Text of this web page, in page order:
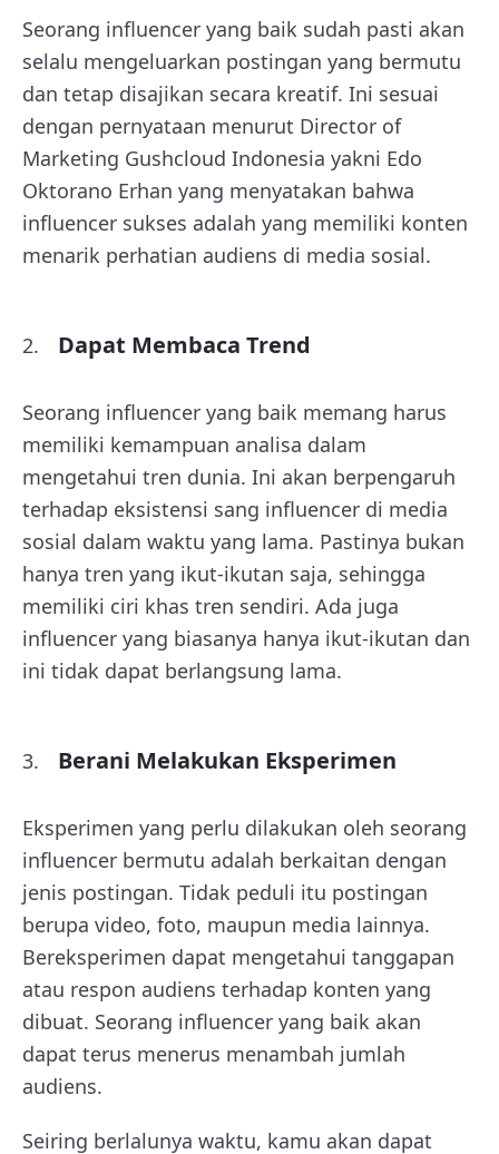
Seorang influencer yang baik sudah pasti akan
selalu mengeluarkan postingan yang bermutu
dan tetap disajikan secara kreatif. Ini sesuai
dengan pernyataan menurut Director of
Marketing Gushcloud Indonesia yakni Edo
Oktorano Erhan yang menyatakan bahwa
influencer sukses adalah yang memiliki konten
menarik perhatian audiens di media sosial.
Dapat Membaca Trend
Seorang influencer yang baik memang harus
memiliki kemampuan analisa dalam
mengetahui tren dunia. Ini akan berpengaruh
terhadap eksistensi sang influencer di media
sosial dalam waktu yang lama. Pastinya bukan
hanya tren yang ikut-ikutan saja, sehingga
memiliki ciri khas tren sendiri. Ada juga
influencer yang biasanya hanya ikut-ikutan dan
ini tidak dapat berlangsung lama.
Berani Melakukan Eksperimen
Eksperimen yang perlu dilakukan oleh seorang
influencer bermutu adalah berkaitan dengan
jenis postingan. Tidak peduli itu postingan
berupa video, foto, maupun media lainnya.
Bereksperimen dapat mengetahui tanggapan
atau respon audiens terhadap konten yang
dibuat. Seorang influencer yang baik akan
dapat terus menerus menambah jumlah
audiens.
Seiring berlalunya waktu, kamu akan dapat